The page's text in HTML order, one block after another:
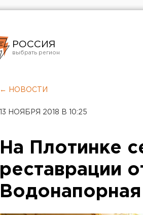
РОССИЯ
Челябинск
← НОВОСТИ
13 НОЯБРЯ 2018 В 10:25
На Плотинке
реставрации